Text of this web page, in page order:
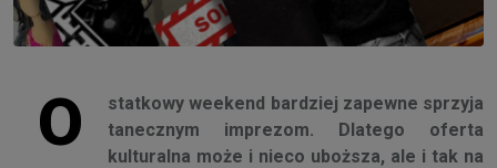
O
statkowy weekend bardziej zapewne sprzyja
tanecznym imprezom. Dlatego oferta
kulturalna może i nieco uboższa, ale i tak na